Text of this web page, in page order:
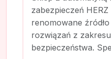
zabezpieczeń
renomowane
rozwiązań z
bezpieczeństwa.